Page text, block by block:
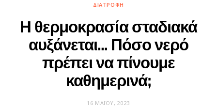
ΔΙΑΤΡΟΦΉ
Η θερμοκρασία σταδιακά
αυξάνεται… Πόσο νερό
πρέπει να πίνουμε
καθημερινά;
16 ΜΑΪ́ΟΥ, 2023